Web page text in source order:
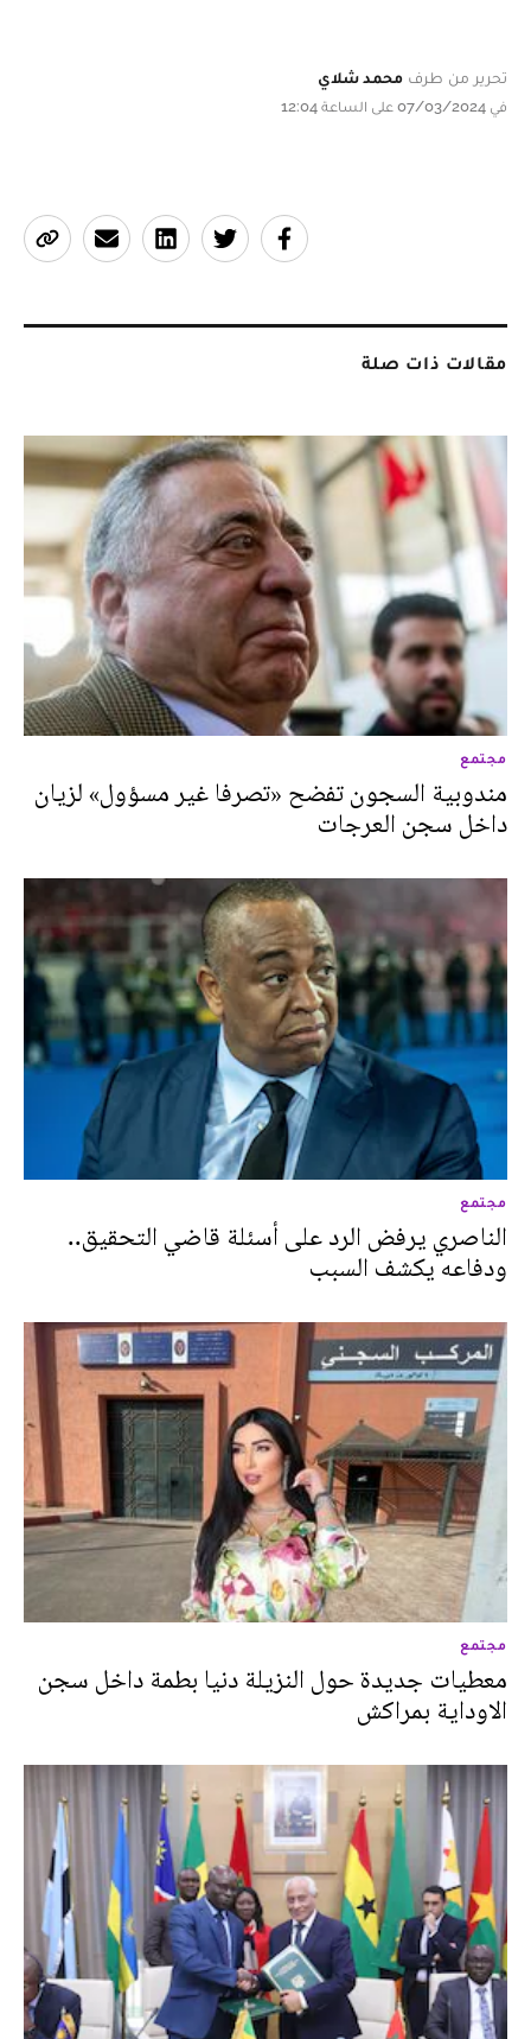
تحرير من طرف محمد شلاي
في 07/03/2024 على الساعة 12:04
مقالات ذات صلة
مجتمع
مندوبية السجون تفضح «تصرفا غير مسؤول» لزيان
داخل سجن العرجات
مجتمع
الناصري يرفض الرد على أسئلة قاضي التحقيق..
ودفاعه يكشف السبب
مجتمع
معطيات جديدة حول النزيلة دنيا بطمة داخل سجن
الاوداية بمراكش